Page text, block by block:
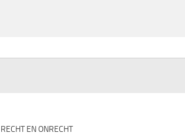
RECHT EN ONRECHT